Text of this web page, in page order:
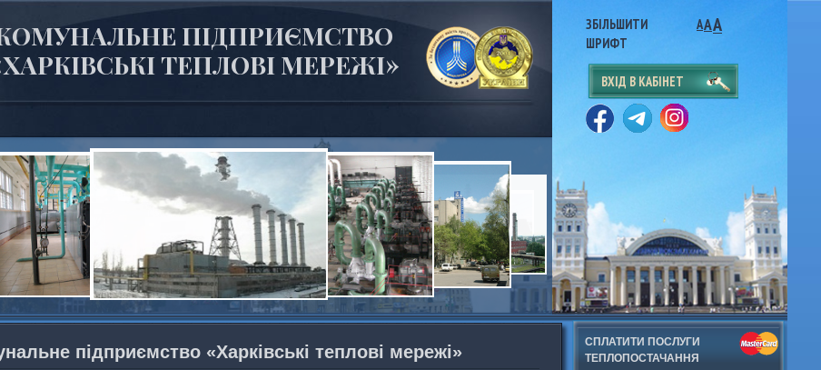
ЗБІЛЬШИТИ
ШРИФТ
AAA
ВХІД В КАБІНЕТ
ПІДПРИЄМСТВО
ТЕПЛОВІ МЕРЕЖІ»
СПЛАТИТИ ПОСЛУГИ
ТЕПЛОПОСТАЧАННЯ
підприємство «Харківські теплові мережі»